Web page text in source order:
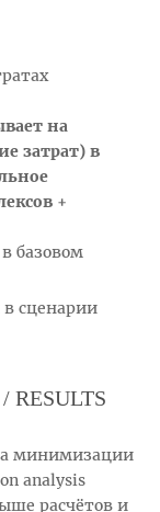
на
затрат) в
+
базовом
сценарии
минимизации
analysis
расчётов и